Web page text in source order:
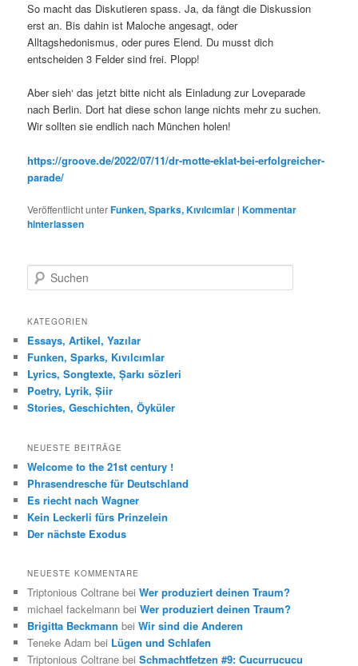
So macht das Diskutieren spass. Ja, da fängt die Diskussion
erst an. Bis dahin ist Maloche angesagt, oder
Alltagshedonismus, oder pures Elend. Du musst dich
entscheiden 3 Felder sind frei. Plopp!
Aber sieh‘ das jetzt bitte nicht als Einladung zur Loveparade
nach Berlin. Dort hat diese schon lange nichts mehr zu suchen.
Wir sollten sie endlich nach München holen!
https://groove.de/2022/07/11/dr-motte-eklat-bei-erfolgreicher-
parade/
Veröffentlicht unterFunken, Sparks, Kıvılcımlar |Kommentar
hinterlassen
u
h
n
KATEGORIEN
Essays, Artikel, Yazılar
Funken, Sparks, Kıvılcımlar
Lyrics, Songtexte, Șarkı sözleri
Poetry, Lyrik, Șiir
Stories, Geschichten, Öyküler
NEUESTE BEITRÄGE
Welcome to the 21st century !
Phrasendresche für Deutschland
Es riecht nach Wagner
Kein Leckerli fürs Prinzelein
Der nächste Exodus
NEUESTE KOMMENTARE
Triptonious Coltrane beiWer produziert deinen Traum?
michael fackelmann beiWer produziert deinen Traum?
Brigitta Beckmann beiWir sind die Anderen
Teneke Adam bei Lügen und Schlafen
Triptonious Coltrane beiSchmachtfetzen #9: Cucurrucucu